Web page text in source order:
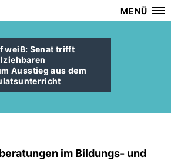
MENÜ
weiß: Senat trifft
Ausstieg aus dem
im Bildungs- und